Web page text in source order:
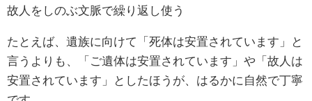
故人をしのぶ文脈で繰り返し使う
たとえば、遺族に向けて「死体は安置されています」と
言うよりも、「ご遺体は安置されています」や「故人は
安置されています」としたほうが、はるかに自然で丁寧